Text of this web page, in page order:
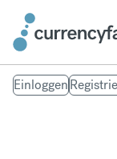
Einloggen